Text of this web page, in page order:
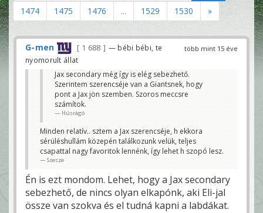
1474
1475 1476 ... 1529 1530 »
több mint 15 éve
G-men 1 688
— bébi bébi, te
nyomorult állat
Jax secondary még így is elég sebezhető.
Szerintem szerencséje van a Giantsnek, hogy
pont a Jax jön szemben. Szoros meccsre
számítok.
Húsrágó
Minden relatív.. sztem a Jax szerencséje, h ekkora
sérüléshullám közepén találkozunk velük, teljes
csapattal nagy favoritok lennénk, így lehet h szopó lesz.
Szesze
Én is ezt mondom. Lehet, hogy a Jax secondary
sebezhető, de nincs olyan elkapónk, aki Eli-jal
össze van szokva és el tudná kapni a labdákat.